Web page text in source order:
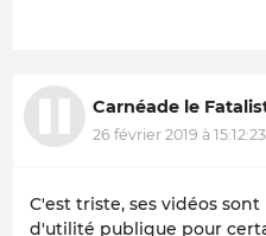
Carnéade le
26 février 2019 à 15:12:23
C'est triste, ses vidéos
d'utilité publique pour